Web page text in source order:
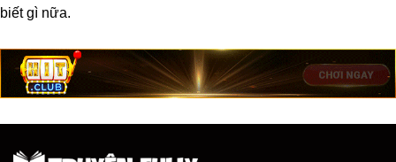
biết gì nữa.